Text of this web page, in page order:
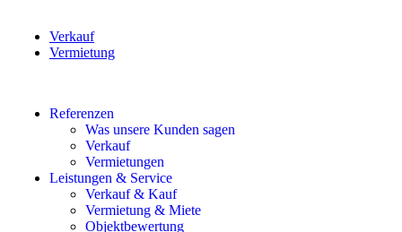
Verkauf
Vermietung
Referenzen
Was unsere Kunden sagen
Verkauf
Vermietungen
Leistungen & Service
Verkauf & Kauf
Vermietung & Miete
Objektbewertung